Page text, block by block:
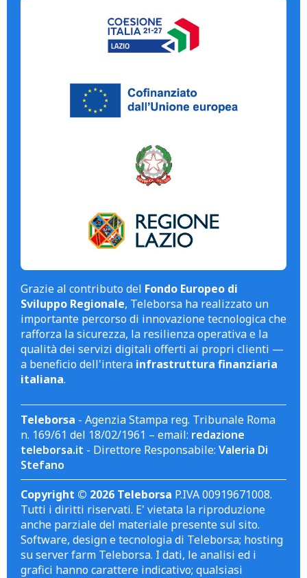
Grazie al contributo del Fondo Europeo di
Sviluppo Regionale, Teleborsa ha realizzato un
importante percorso di innovazione tecnologica che
rafforza la sicurezza, la resilienza operativa e la
qualità dei servizi digitali offerti ai propri clienti —
a beneficio dell'intera infrastruttura finanziaria
italiana.
Teleborsa - Agenzia Stampa reg. Tribunale Roma
n. 169/61 del 18/02/1961 – email: redazione
teleborsa.it - Direttore Responsabile: Valeria Di
Stefano
Copyright © 2026 Teleborsa P.IVA 00919671008.
Tutti i diritti riservati. E' vietata la riproduzione
anche parziale del materiale presente sul sito.
Software, design e tecnologia di Teleborsa; hosting
su server farm Teleborsa. I dati, le analisi ed i
grafici hanno carattere indicativo; qualsiasi